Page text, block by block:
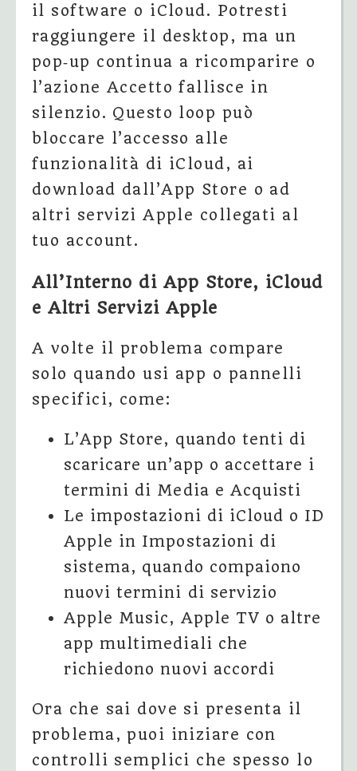
il software o iCloud. Potresti
raggiungere il desktop, ma un
pop‑up continua a ricomparire o
l’azione Accetto fallisce in
silenzio. Questo loop può
bloccare l’accesso alle
funzionalità di iCloud, ai
download dall’App Store o ad
altri servizi Apple collegati al
tuo account.
All’Interno di App Store, iCloud
e Altri Servizi Apple
A volte il problema compare
solo quando usi app o pannelli
specifici, come:
L’App Store, quando tenti di
scaricare un’app o accettare i
termini di Media e Acquisti
Le impostazioni di iCloud o ID
Apple in Impostazioni di
sistema, quando compaiono
nuovi termini di servizio
Apple Music, Apple TV o altre
app multimediali che
richiedono nuovi accordi
Ora che sai dove si presenta il
problema, puoi iniziare con
controlli semplici che spesso lo